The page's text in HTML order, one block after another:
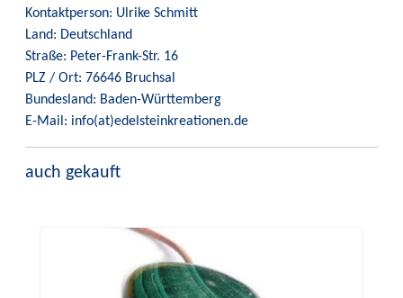
Kontaktperson: Ulrike Schmitt
Land: Deutschland
Straße: Peter-Frank-Str. 16
PLZ / Ort: 76646 Bruchsal
Bundesland: Baden-Württemberg
E-Mail: info(at)edelsteinkreationen.de
auch gekauft